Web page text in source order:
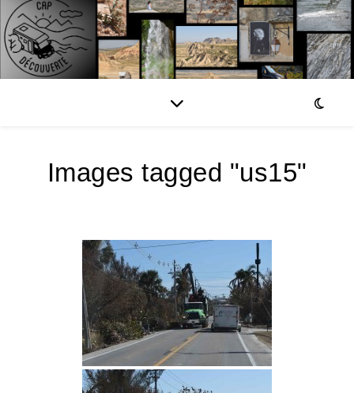
Images tagged "us15"